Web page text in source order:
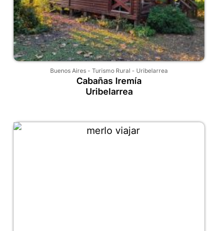
Buenos Aires - Turismo Rural - Uribelarrea
Cabañas Iremía
Uribelarrea